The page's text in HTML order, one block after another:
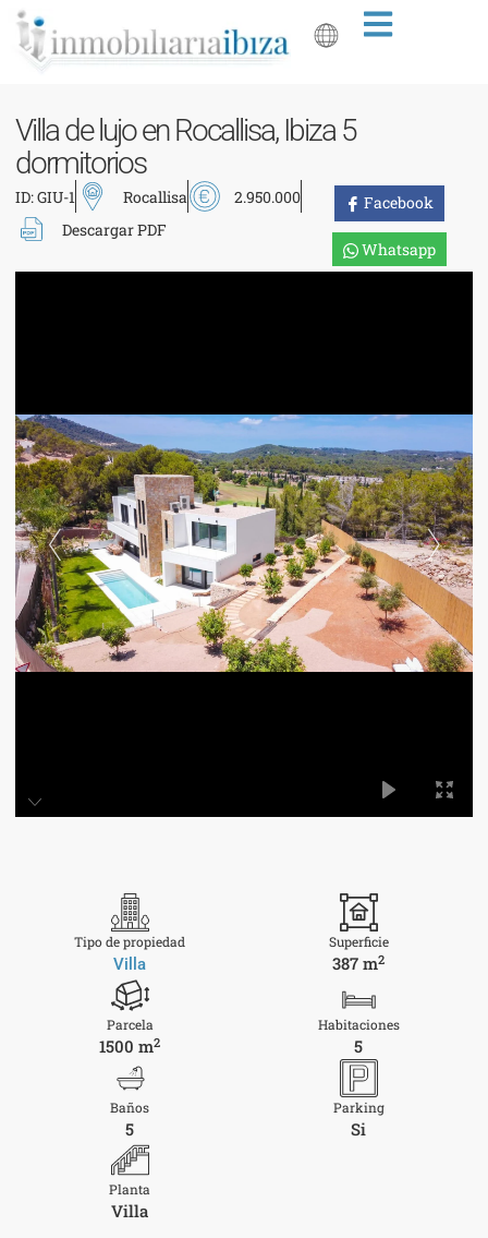
Villa de lujo en Rocallisa, Ibiza 5
dormitorios
ID: GIU-1 Rocallisa
2.950.000
Descargar PDF
Facebook
Whatsapp
Tipo de propiedad
Villa
Superficie
387 m2
Parcela
1500 m2
Habitaciones
5
Baños
5
Parking
Si
Planta
Villa